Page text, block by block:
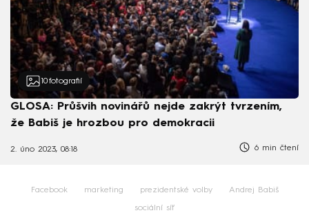
10 fotografií
GLOSA: Průšvih novinářů nejde zakrýt tvrzením,
že Babiš je hrozbou pro demokracii
2. úno 2023, 08:18 6 min čtení
Facebook marketing prezidentské volby Andrej Babiš
sociální síť